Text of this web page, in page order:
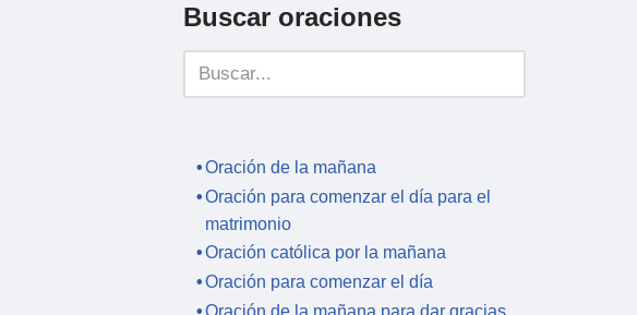
Buscar oraciones
Oración de la mañana
Oración para comenzar el día para el
matrimonio
Oración católica por la mañana
Oración para comenzar el día